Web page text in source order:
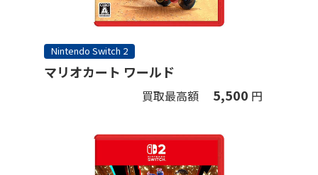
Nintendo Switch 2
マリオカート ワールド
買取最高額 5,500 円